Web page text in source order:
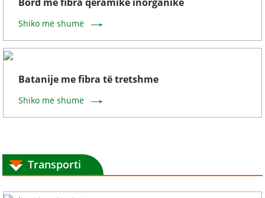
Shiko më shumë
Batanije me fibra të tretshme
Shiko më shumë
Transporti